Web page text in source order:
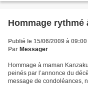
Hommage rythmé
Publié le 15/06/2009 à 09:00
Par Messager
Hommage à maman
peinés par l’annonce du
message de condoléances,